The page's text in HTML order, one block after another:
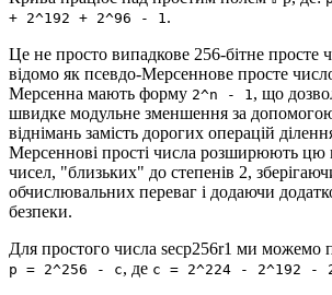
+ 2^192 + 2^96 - 1.
Це не просто випадкове 256-бітне просте
відомо як псевдо-Мерсеннове просте
Мерсенна мають форму 2^n - 1, що
швидке модульне зменшення за допомогою
віднімань замість дорогих операцій
Мерсеннові прості числа розширюють цю
чисел, "близьких" до степенів 2,
обчислювальних переваг і додаючи
безпеки.
Для простого числа secp256r1 ми можемо
p = 2^256 - c, де c = 2^224 - 2^192 -